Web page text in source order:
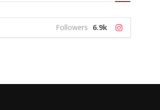
6.9k
Followers